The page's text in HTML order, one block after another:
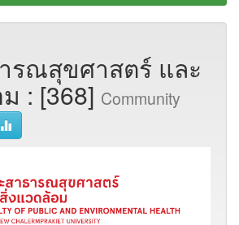
รณสุขศาสตร์ และ
: [368] Community